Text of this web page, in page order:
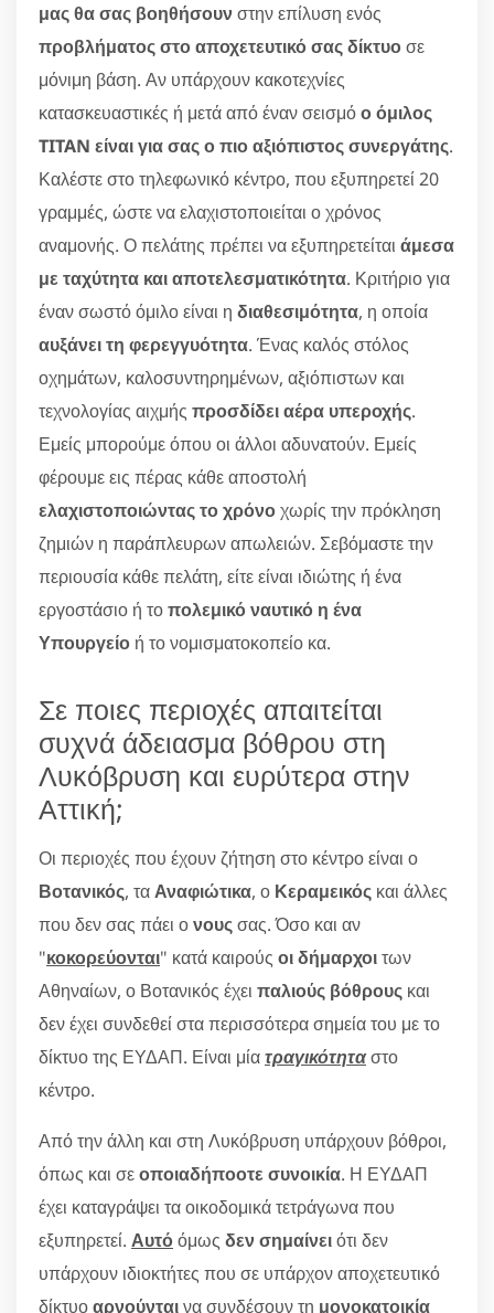
μας θα σας βοηθήσουνστην επίλυση ενός
προβλήματος στο αποχετευτικό σας δίκτυοσε
μόνιμη βάση. Αν υπάρχουν κακοτεχνίες
κατασκευαστικές ή μετά από έναν σεισμόο όμιλος
TITAN είναι για σας ο πιο αξιόπιστος συνεργάτης.
Καλέστε στο τηλεφωνικό κέντρο, που εξυπηρετεί 20
γραμμές, ώστε να ελαχιστοποιείται ο χρόνος
αναμονής. Ο πελάτης πρέπει να εξυπηρετείται άμεσα
με ταχύτητα και αποτελεσματικότητα. Κριτήριο για
έναν σωστό όμιλο είναι η διαθεσιμότητα, η οποία
αυξάνει τη φερεγγυότητα. Ένας καλός στόλος
οχημάτων, καλοσυντηρημένων, αξιόπιστων και
τεχνολογίας αιχμής προσδίδει αέρα υπεροχής.
Εμείς μπορούμε όπου οι άλλοι αδυνατούν. Εμείς
φέρουμε εις πέρας κάθε αποστολή
ελαχιστοποιώντας το χρόνοχωρίς την πρόκληση
ζημιών η παράπλευρων απωλειών. Σεβόμαστε την
περιουσία κάθε πελάτη, είτε είναι ιδιώτης ή ένα
εργοστάσιο ή τοπολεμικό ναυτικό η ένα
Υπουργείο ή το νομισματοκοπείο κα.
Σε ποιες περιοχές απαιτείται
συχνά άδειασμα βόθρου στη
Λυκόβρυση και ευρύτερα στην
Αττική;
Οι περιοχές που έχουν ζήτηση στο κέντρο είναι ο
Βοτανικός, ταΑναφιώτικα, ο Κεραμεικός και άλλες
που δεν σας πάει ονουςσας. Όσο και αν
"κοκορεύονται" κατά καιρούς οι δήμαρχοιτων
Αθηναίων, ο Βοτανικός έχει παλιούς βόθρους και
δεν έχει συνδεθεί στα περισσότερα σημεία του με το
δίκτυο της ΕΥΔΑΠ. Είναι μίατραγικότηταστο
κέντρο.
Από την άλλη και στη Λυκόβρυση υπάρχουν βόθροι,
όπως και σεοποιαδήποοτε συνοικία. Η ΕΥΔΑΠ
έχει καταγράψει τα οικοδομικά τετράγωνα που
εξυπηρετεί. Αυτόόμως δεν σημαίνειότι δεν
υπάρχουν ιδιοκτήτες που σε υπάρχον αποχετευτικό
δίκτυοαρνούνταινα συνδέσουν τη μονοκατοικία